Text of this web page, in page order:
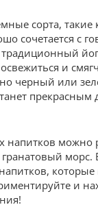
сорта, такие
сочетается с
и
черный или
напитков можно
морс.
которые
и